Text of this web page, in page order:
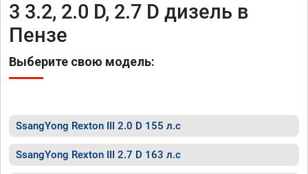
3 3.2, 2.0 D, 2.7 D дизель в
Пензе
Выберите свою модель:
SsangYong Rexton III 2.0 D 155 л.с
SsangYong Rexton III 2.7 D 163 л.с